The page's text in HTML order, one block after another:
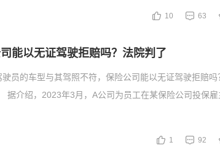
10 63
能以无证驾驶拒赔吗？法院判了
员的车型与其驾照不符，保险公司能以无证驾驶拒赔吗
据介绍，2023年3月，A公司为员工在某保险公司投保雇
1 92